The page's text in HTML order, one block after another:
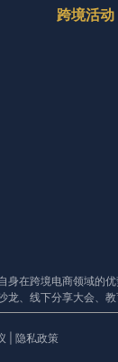
跨境活动
在跨境电商领域的
、线下分享大会、
隐私政策